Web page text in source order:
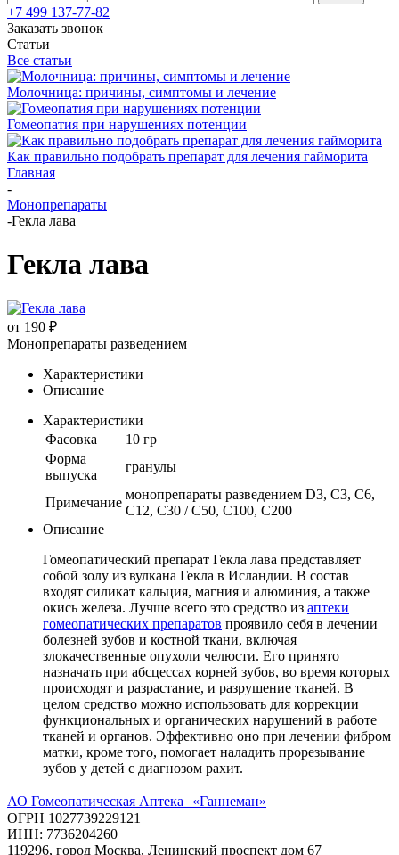
+7 499 137-77-82
Заказать звонок
Статьи
Все статьи
Молочница: причины, симптомы и лечение
Гомеопатия при нарушениях потенции
Как правильно подобрать препарат для лечения гайморита
Главная
-
Монопрепараты
-Гекла лава
Гекла лава
от 190 ₽
Монопрепараты разведением
Характеристики
Описание
Характеристики
Фасовка
10 гр
Форма
выпуска
гранулы
Примечание
монопрепараты разведением D3, C3, C6,
C12, C30 / С50, С100, С200
Описание
Гомеопатический препарат Гекла лава представляет
собой золу из вулкана Гекла в Исландии. В состав
входят силикат кальция, магния и алюминия, а также
окись железа. Лучше всего это средство из аптеки
гомеопатических препаратов проявило себя в лечении
болезней зубов и костной ткани, включая
злокачественные опухоли челюсти. Его принято
назначать при абсцессах корней зубов, во время которых
происходят и разрастание, и разрушение тканей. В
целом средство можно использовать для коррекции
функциональных и органических нарушений в работе
тканей и органов. Эффективно оно при лечении фибром
матки, кроме того, помогает наладить прорезывание
зубов у детей с диагнозом рахит.
АО Гомеопатическая Аптека «Ганнеман»
ОГРН 1027739229121
ИНН: 7736204260
119296, город Москва, Ленинский проспект дом 67